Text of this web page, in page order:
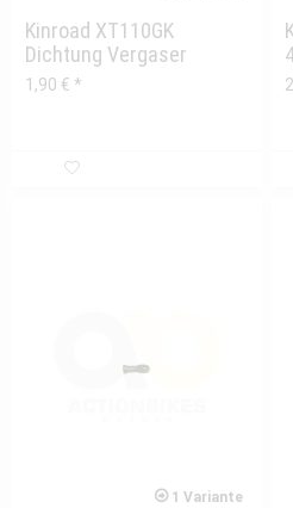
Kinroad XT110GK
Dichtung Vergaser
(Plastik)
1,90 € *
1 Variante